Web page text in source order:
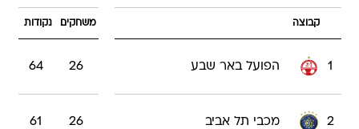
קבוצה משחקים נקודות
1 הפועל באר שבע 26
64
2 מכבי תל אביב 26
61